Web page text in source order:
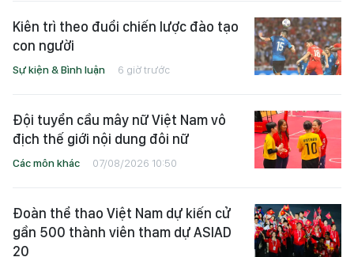
Kiên trì theo đuổi chiến lược đào tạo
con người
Sự kiện & Bình luận 6 giờ trước
Đội tuyển cầu mây nữ Việt Nam vô
địch thế giới nội dung đôi nữ
Các môn khác 07/08/2026 10:50
Đoàn thể thao Việt Nam dự kiến cử
gần 500 thành viên tham dự ASIAD
20